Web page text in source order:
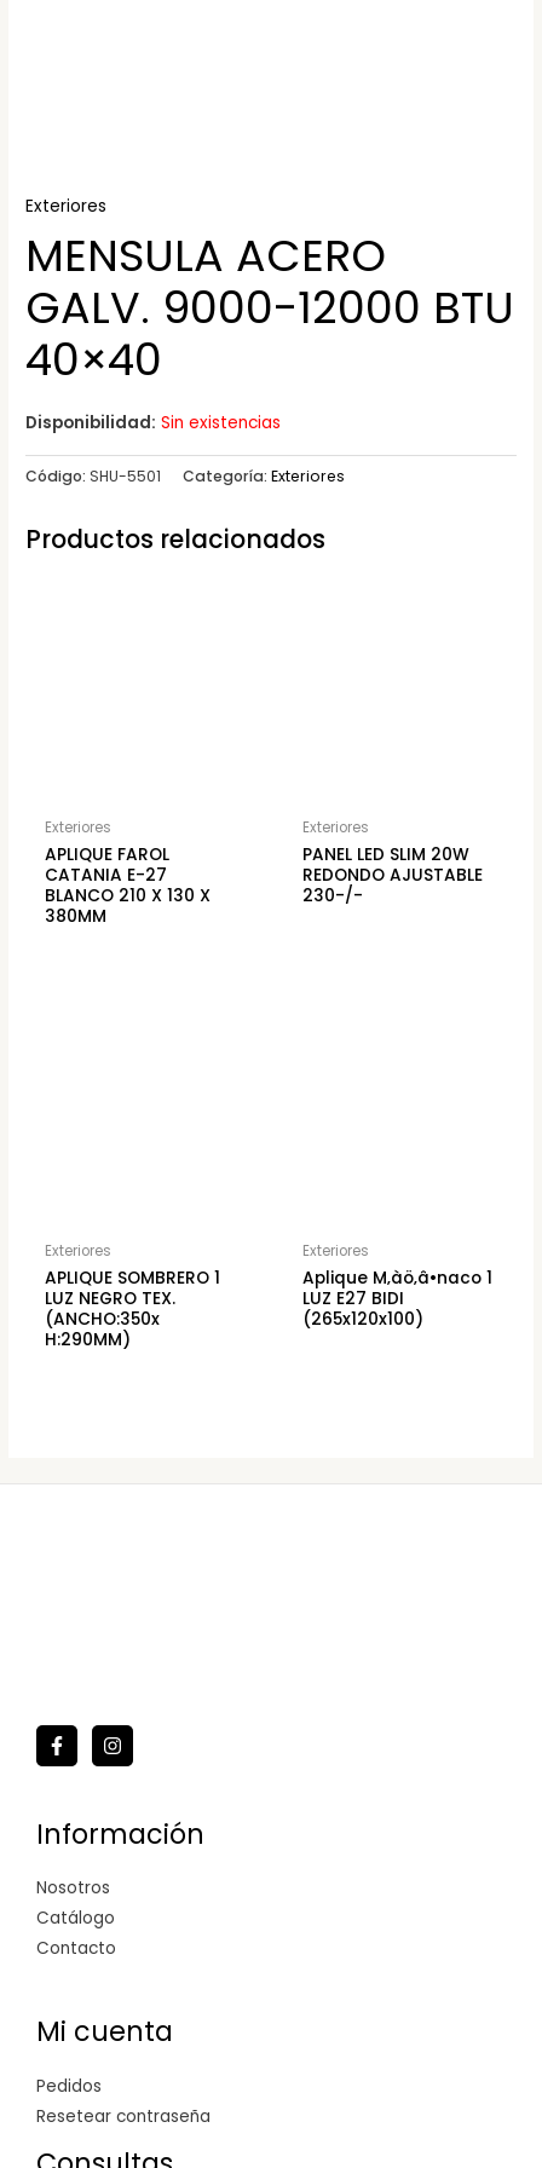
Exteriores
MENSULA ACERO
GALV. 9000-12000 BTU
40×40
Disponibilidad: Sin existencias
Código:SHU-5501 Categoría:Exteriores
Productos relacionados
Exteriores
APLIQUE FAROL
CATANIA E-27
BLANCO 210 X 130 X
380MM
Exteriores
PANEL LED SLIM 20W
REDONDO AJUSTABLE
230-/-
Exteriores
APLIQUE SOMBRERO 1
LUZ NEGRO TEX.
(ANCHO:350x
H:290MM)
Exteriores
Aplique M‚àö‚â•naco 1
LUZ E27 BIDI
(265x120x100)
Información
Nosotros
Catálogo
Contacto
Mi cuenta
Pedidos
Resetear contraseña